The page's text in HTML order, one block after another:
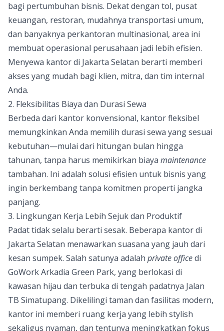
bagi pertumbuhan bisnis. Dekat dengan tol, pusat
keuangan, restoran, mudahnya transportasi umum,
dan banyaknya perkantoran multinasional, area ini
membuat operasional perusahaan jadi lebih efisien.
Menyewa kantor di Jakarta Selatan berarti memberi
akses yang mudah bagi klien, mitra, dan tim internal
Anda.
2. Fleksibilitas Biaya dan Durasi Sewa
Berbeda dari kantor konvensional, kantor fleksibel
memungkinkan Anda memilih durasi sewa yang sesuai
kebutuhan—mulai dari hitungan bulan hingga
tahunan, tanpa harus memikirkan biaya maintenance
tambahan. Ini adalah solusi efisien untuk bisnis yang
ingin berkembang tanpa komitmen properti jangka
panjang.
3. Lingkungan Kerja Lebih Sejuk dan Produktif
Padat tidak selalu berarti sesak. Beberapa kantor di
Jakarta Selatan menawarkan suasana yang jauh dari
kesan sumpek. Salah satunya adalah private officedi
GoWork Arkadia Green Park, yang berlokasi di
kawasan hijau dan terbuka di tengah padatnya Jalan
TB Simatupang. Dikelilingi taman dan fasilitas modern,
kantor ini memberi ruang kerja yang lebih stylish
sekaligus nyaman, dan tentunya meningkatkan fokus